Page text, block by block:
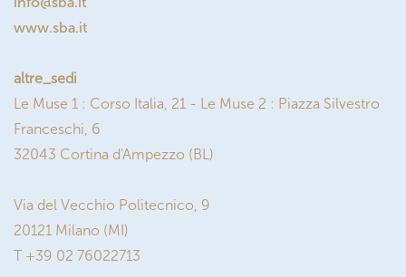
www.sba.it
altre_sedi
Le Muse 1 : Corso Italia, 21 - Le Muse 2 : Piazza Silvestro
Franceschi, 6
32043 Cortina d'Ampezzo (BL)
Via del Vecchio Politecnico, 9
20121 Milano (MI)
T +39 02 76022713